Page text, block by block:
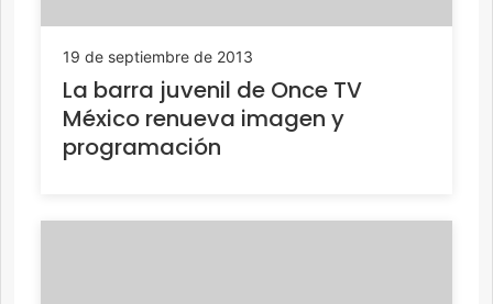
19 de septiembre de 2013
La barra juvenil de Once TV
México renueva imagen y
programación